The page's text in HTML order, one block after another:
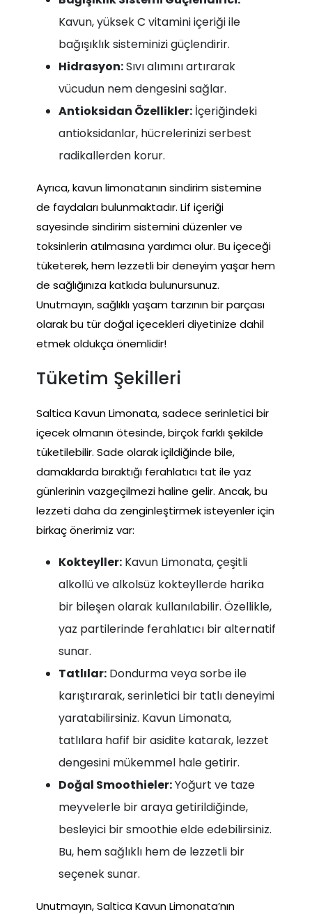
Kavun, yüksek C vitamini içeriği ile
bağışıklık sisteminizi güçlendirir.
Hidrasyon:Sıvı alımını artırarak
vücudun nem dengesini sağlar.
Antioksidan Özellikler: İçeriğindeki
antioksidanlar, hücrelerinizi serbest
radikallerden korur.
Ayrıca, kavun limonatanın sindirim sistemine
de faydaları bulunmaktadır. Lif içeriği
sayesinde sindirim sistemini düzenler ve
toksinlerin atılmasına yardımcı olur. Bu içeceği
tüketerek, hem lezzetli bir deneyim yaşar hem
de sağlığınıza katkıda bulunursunuz.
Unutmayın, sağlıklı yaşam tarzının bir parçası
olarak bu tür doğal içecekleri diyetinize dahil
etmek oldukça önemlidir!
Tüketim Şekilleri
Saltica Kavun Limonata, sadece serinletici bir
içecek olmanın ötesinde, birçok farklı şekilde
tüketilebilir. Sade olarak içildiğinde bile,
damaklarda bıraktığı ferahlatıcı tat ile yaz
günlerinin vazgeçilmezi haline gelir. Ancak, bu
lezzeti daha da zenginleştirmek isteyenler için
birkaç önerimiz var:
Kokteyller: Kavun Limonata, çeşitli
alkollü ve alkolsüz kokteyllerde harika
bir bileşen olarak kullanılabilir. Özellikle,
yaz partilerinde ferahlatıcı bir alternatif
sunar.
Tatlılar: Dondurma veya sorbe ile
karıştırarak, serinletici bir tatlı deneyimi
yaratabilirsiniz. Kavun Limonata,
tatlılara hafif bir asidite katarak, lezzet
dengesini mükemmel hale getirir.
Doğal Smoothieler:Yoğurt ve taze
meyvelerle bir araya getirildiğinde,
besleyici bir smoothie elde edebilirsiniz.
Bu, hem sağlıklı hem de lezzetli bir
seçenek sunar.
Unutmayın, Saltica Kavun Limonata’nın